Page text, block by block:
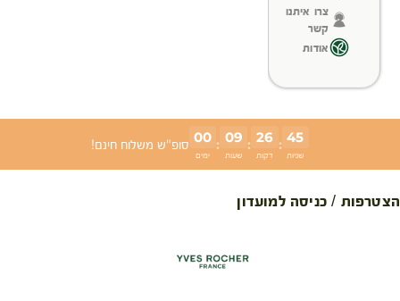
צרו איתנו
קשר
אודות
00
ימים
: 09
שעות
: 26
דקות
: 45
שניות
סופ"ש משלוח חינם!
הצטרפות / כניסה למועדון